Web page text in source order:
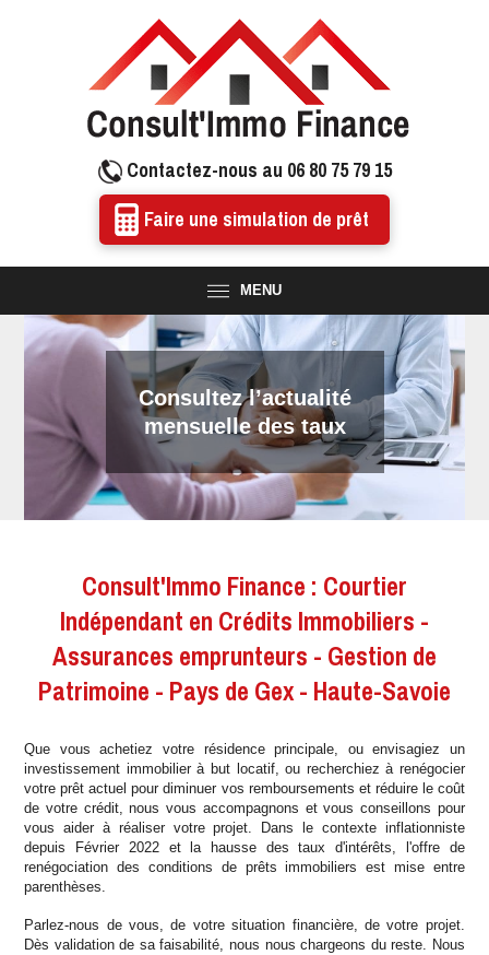
Contactez-nous au 06 80 75 79 15
Faire une simulation de prêt
MENU
Consultez l’actualité
mensuelle des taux
Consult'Immo Finance : Courtier
Indépendant en Crédits Immobiliers -
Assurances emprunteurs - Gestion de
Patrimoine - Pays de Gex - Haute-Savoie
Que vous achetiez votre résidence principale, ou envisagiez un
investissement immobilier à but locatif, ou recherchiez à renégocier
votre prêt actuel pour diminuer vos remboursements et réduire le coût
de votre crédit, nous vous accompagnons et vous conseillons pour
vous aider à réaliser votre projet. Dans le contexte inflationniste
depuis Février 2022 et la hausse des taux d'intérêts, l'offre de
renégociation des conditions de prêts immobiliers est mise entre
parenthèses.
Parlez-nous de vous, de votre situation financière, de votre projet.
Dès validation de sa faisabilité, nous nous chargeons du reste. Nous